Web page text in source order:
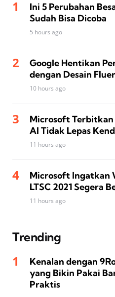
Ini 5 Perubahan
Sudah Bisa Dicoba
5 hours ago
Google Hentikan
dengan Desain
10 hours ago
Microsoft Terbitkan
AI Tidak Lepas
11 hours ago
Microsoft Ingatkan
LTSC 2021 Segera
11 hours ago
Trending
Kenalan dengan
yang Bikin Pakai
Praktis